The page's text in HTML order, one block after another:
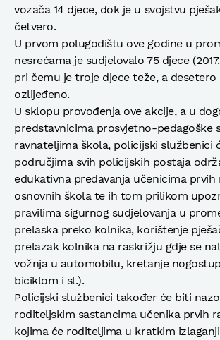
vozača 14 djece, dok je u svojstvu
četvero.
U prvom polugodištu ove godine u
nesrećama je sudjelovalo 75 djece
pri čemu je troje djece teže, a desetero
ozlijeđeno.
U sklopu provođenja ove akcije, a u
predstavnicima prosvjetno-pedagoške
ravnateljima škola, policijski službenici
područjima svih policijskih postaja
edukativna predavanja učenicima prvih
osnovnih škola te ih tom prilikom
pravilima sigurnog sudjelovanja u
prelaska preko kolnika, korištenje
prelazak kolnika na raskrižju gdje se
vožnja u automobilu, kretanje
biciklom i sl.).
Policijski službenici također će biti
roditeljskim sastancima učenika prvih
kojima će roditeljima u kratkim